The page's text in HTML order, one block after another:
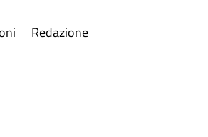
Redazione